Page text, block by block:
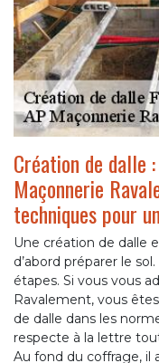
Création de dalle
Maçonnerie
techniques pour
Une création de dalle
d’abord préparer le
étapes. Si vous vous
Ravalement, vous
de dalle dans les
respecte à la lettre
Au fond du coffrage, il